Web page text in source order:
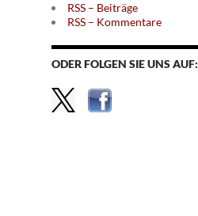
RSS – Beiträge
RSS – Kommentare
ODER FOLGEN SIE UNS AUF: